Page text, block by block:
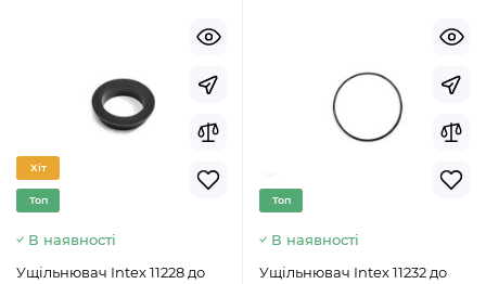
Хіт
Топ
В наявності
Ущільнювач Intex 11228 до
Топ
В наявності
Ущільнювач Intex 11232 до